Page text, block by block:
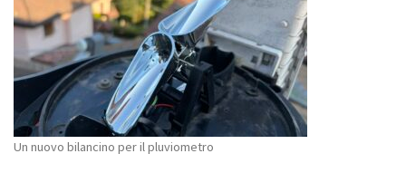
Un nuovo bilancino per il pluviometro